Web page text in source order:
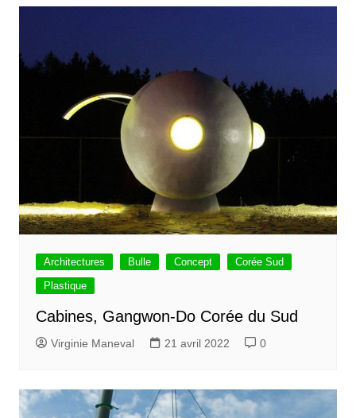
Architectures Bulle Concept
Corée Sud
Plastique
Cabines, Gangwon-Do Corée du Sud
Virginie Maneval 21 avril 2022 0